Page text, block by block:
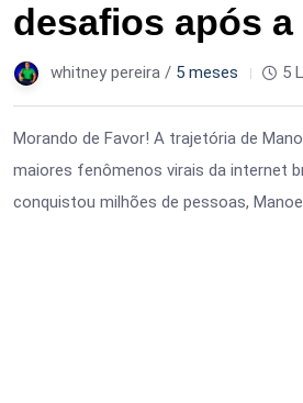
desafios após a
whitney pereira / 5 meses 5
Morando de Favor! A trajetória de
maiores fenômenos virais da internet
conquistou milhões de pessoas,